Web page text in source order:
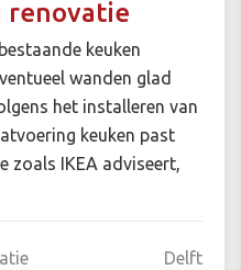
renovatie
keuken
wanden glad
het installeren van
keuken past
zoals IKEA adviseert,
Delft